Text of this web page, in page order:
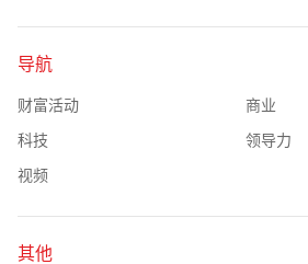
导航
财富活动 商业
科技 领导力
视频
其他